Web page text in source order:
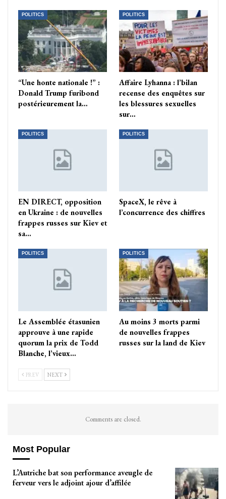
POLITICS
“Une honte nationale !” :
Donald Trump furibond
postérieurement la…
POLITICS
Affaire Lyhanna : l’bilan
recense des enquêtes sur
les blessures sexuelles
sur…
POLITICS
EN DIRECT, opposition
en Ukraine : de nouvelles
frappes russes sur Kiev et
sa…
POLITICS
SpaceX, le rêve à
l’concurrence des chiffres
POLITICS
Le Assemblée étasunien
approuve à une rapide
quorum la prix de Todd
Blanche, l’vieux…
POLITICS
Au moins 3 morts parmi
de nouvelles frappes
russes sur la land de Kiev
PREV NEXT
Comments are closed.
Most Popular
L’Autriche bat son performance aveugle de
ferveur vers le adjoint ajour d’affilée